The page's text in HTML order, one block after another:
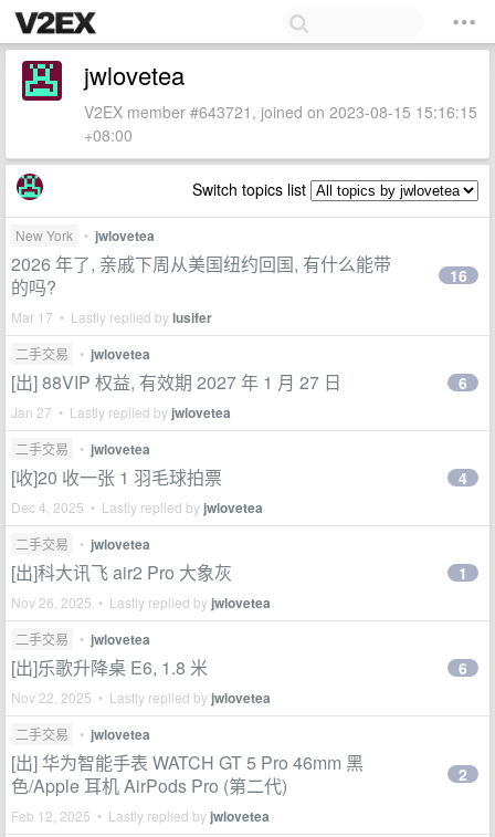
jwlovetea
V2EX member #643721, joined on 2023-08-15 15:16:15
+08:00
Switch topics list
New York • jwlovetea
2026 年了, 亲戚下周从美国纽约回国, 有什么能带
的吗?
Mar 17 • Lastly replied bylusifer
16
二手交易 • jwlovetea
[出] 88VIP 权益, 有效期 2027 年 1 月 27 日
Jan 27 • Lastly replied by jwlovetea
6
二手交易 • jwlovetea
[收]20 收一张 1 羽毛球拍票
Dec 4, 2025 • Lastly replied by jwlovetea
4
二手交易 • jwlovetea
[出]科大讯飞 air2 Pro 大象灰
Nov 26, 2025 • Lastly replied by jwlovetea
1
二手交易 • jwlovetea
[出]乐歌升降桌 E6, 1.8 米
Nov 22, 2025 • Lastly replied by jwlovetea
6
二手交易 • jwlovetea
[出] 华为智能手表 WATCH GT 5 Pro 46mm 黑
色/Apple 耳机 AirPods Pro (第二代)
Feb 12, 2025 • Lastly replied by jwlovetea
2